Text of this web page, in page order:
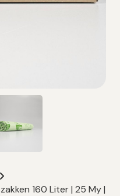
160 Liter | 25 My |